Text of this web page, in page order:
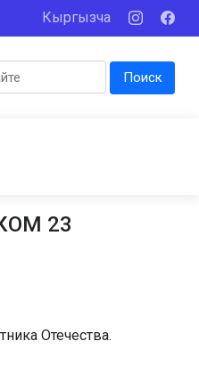
Кыргызча
Поиск
23
Отечества.